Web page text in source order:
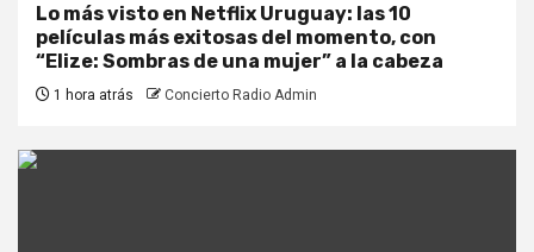
Lo más visto en Netflix Uruguay: las 10
películas más exitosas del momento, con
“Elize: Sombras de una mujer” a la cabeza
1 hora atrás Concierto Radio Admin